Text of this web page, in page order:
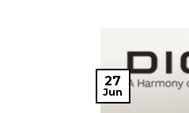
27
Jun